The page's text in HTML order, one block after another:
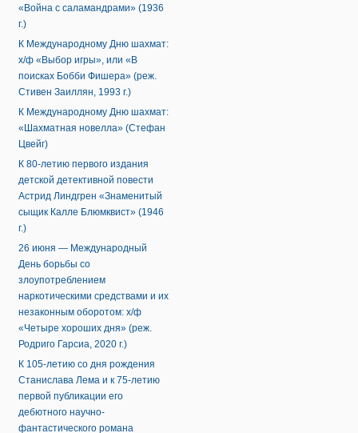
«Война с саламандрами» (1936
г.)
К Международному Дню шахмат:
х/ф «Выбор игры», или «В
поисках Бобби Фишера» (реж.
Стивен Заиллян, 1993 г.)
К Международному Дню шахмат:
«Шахматная новелла» (Стефан
Цвейг)
К 80-летию первого издания
детской детективной повести
Астрид Линдгрен «Знаменитый
сыщик Калле Блюмквист» (1946
г.)
26 июня — Международный
День борьбы со
злоупотреблением
наркотическими средствами и их
незаконным оборотом: х/ф
«Четыре хороших дня» (реж.
Родриго Гарсиа, 2020 г.)
К 105-летию со дня рождения
Станислава Лема и к 75-летию
первой публикации его
дебютного научно-
фантастического романа